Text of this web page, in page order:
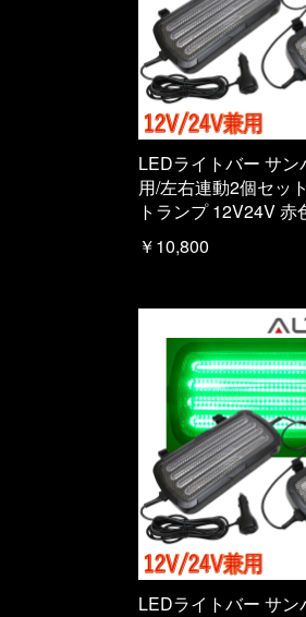
LEDライトバー サ
用/左右連動2個セッ
トランプ 12V24V 赤
￥10,800
LEDライトバー サ